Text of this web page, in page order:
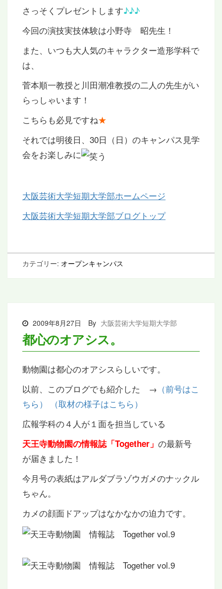
さっそくプレゼントします♪♪♪
今回の演技実技体験は小野寺 昭先生！
また、いつも大人気のキャラクター造形学科で
は、
菅本順一教授と川田潮准教授の二人の先生がい
らっしゃいます！
こちらも必見ですね★
それでは明後日、30日（日）のキャンパス見学
会をお楽しみに
大阪芸術大学短期大学部ホームページ
大阪芸術大学短期大学部ブログトップ
カテゴリー: オープンキャンパス
2009年8月27日 By 大阪芸術大学短期大学部
都心のオアシス。
動物園は都心のオアシスらしいです。
以前、このブログでも紹介した → （前号はこ
ちら）
（取材の様子はこちら）
広報学科の４人が１面を担当している
天王寺動物園の情報誌「Together」 の最新号
が届きました！
今月号の表紙はアルダブラゾウガメのナックル
ちゃん。
カメの顔面ドアップはなかなかの迫力です。